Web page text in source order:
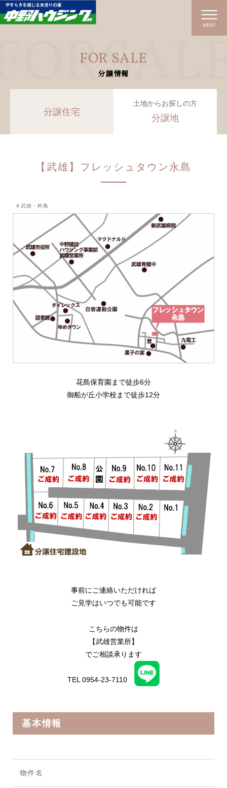
MENU
FOR SALE
分譲情報
分譲住宅
土地からお探しの方
分譲地
【武雄】フレッシュタウン永島
＃武雄・杵島
花島保育園まで徒歩6分
御船が丘小学校まで徒歩12分
事前にご連絡いただければ
ご見学はいつでも可能です
こちらの物件は
【武雄営業所】
でご相談承ります
TEL 0954-23-7110
基本情報
物件名